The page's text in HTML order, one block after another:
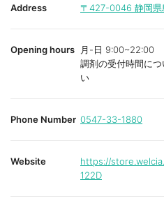
Address 〒427-0046 静岡
Opening hours
月-日 9:00~22:00
調剤の受付時間に
い
Phone Number 0547-33-1880
Website
https://
122D